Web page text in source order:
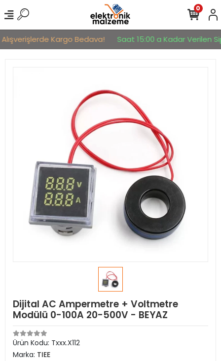
Kargo Bedava! Saat 15:00 a Kadar Verilen
0
Dijital AC Ampermetre + Voltmetre
Modülü 0-100A 20-500V - BEYAZ
Ürün Kodu: Txxx.X112
Marka: TIEE